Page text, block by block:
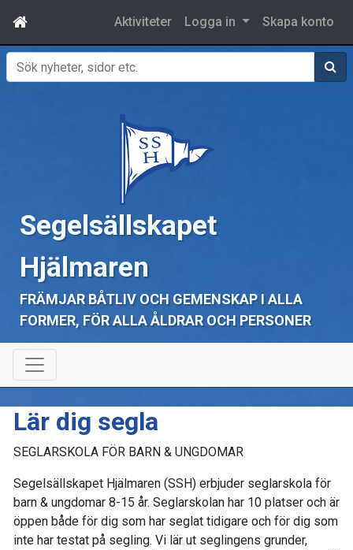
Aktiviteter Logga in Skapa konto
Sök
Segelsällskapet
Hjälmaren
FRÄMJAR BÅTLIV OCH GEMENSKAP I ALLA
FORMER, FÖR ALLA ÅLDRAR OCH PERSONER
Lär dig segla
SEGLARSKOLA FÖR BARN & UNGDOMAR
Segelsällskapet Hjälmaren (SSH) erbjuder seglarskola för
barn & ungdomar 8-15 år. Seglarskolan har 10 platser och är
öppen både för dig som har seglat tidigare och för dig som
inte har testat på segling. Vi lär ut seglingens grunder,